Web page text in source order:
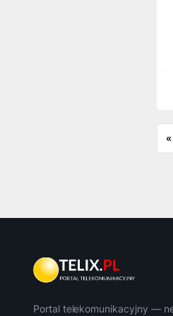
Portal telekomunikacyjny —